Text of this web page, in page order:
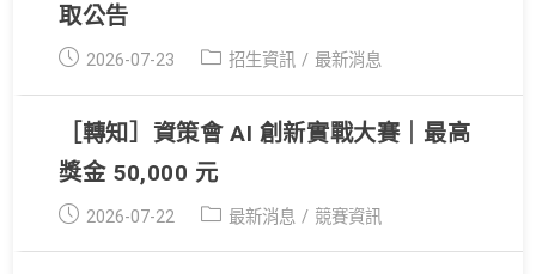
取公告
Post
2026-07-23 Post
招生資訊 / 最新消息
［轉知］資策會 AI 創新實戰大賽｜最高
獎金 50,000 元
Post
2026-07-22 Post
最新消息 / 競賽資訊